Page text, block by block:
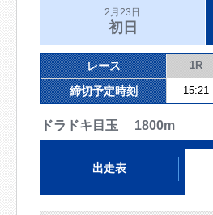
2月23日
初日
レース 1R
締切予定時刻 15:21
ドラドキ目玉 1800m
出走表